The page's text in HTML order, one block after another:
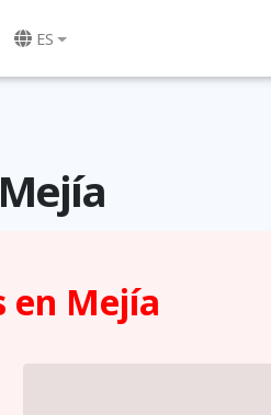
ES
en Mejí­a